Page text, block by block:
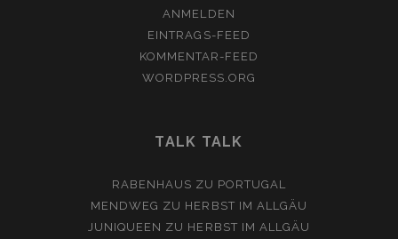
ANMELDEN
EINTRAGS-FEED
KOMMENTAR-FEED
WORDPRESS.ORG
TALK TALK
RABENHAUS ZU PORTUGAL
MENDWEG ZU HERBST IM ALLGÄU
JUNIQUEEN ZU HERBST IM ALLGÄU